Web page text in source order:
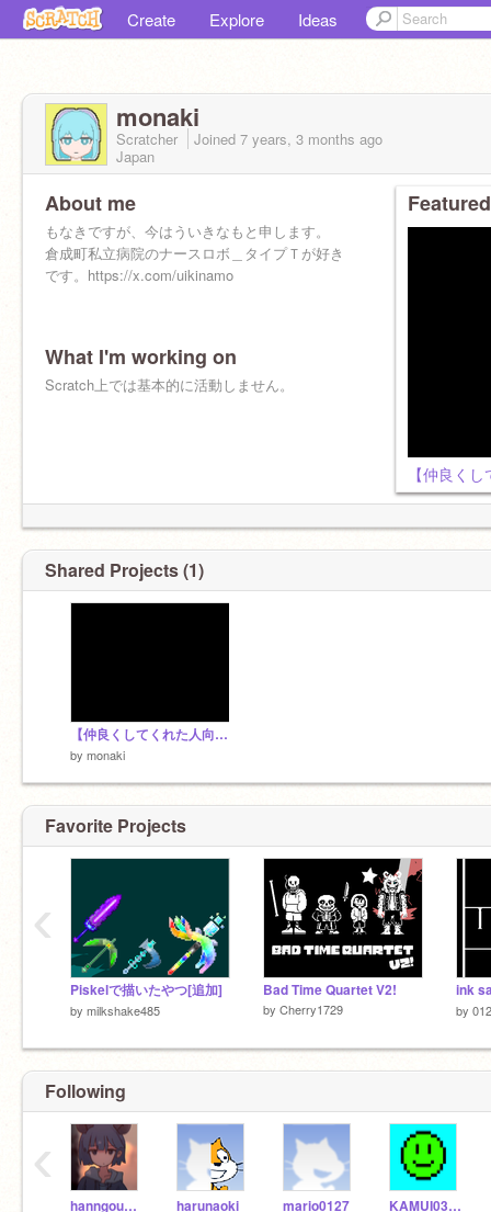
Create Explore Ideas
monaki
Scratcher Joined 7 years, 3 months ago
Japan
About me
もなきですが、今はういきなもと申します。
倉成町私立病院のナースロボ＿タイプＴが好き
です。https://x.com/uikinamo
What I'm working on
Scratch上では基本的に活動しません。
【仲良く
Shared Projects (1)
【仲良くしてくれた人向け】近況
by monaki
Favorite Projects
Piskelで描いたやつ[追加]
by milkshake485
Bad Time Quartet V2!
by Cherry1729 by
‹
Following
hanngousuihann harunaoki mario0127 KAMUI0305
‹